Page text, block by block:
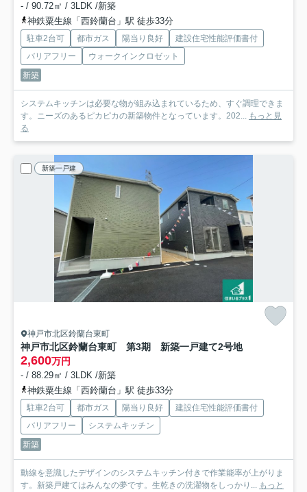
- / 90.72㎡ / 3LDK /新築
神鉄粟生線「西鈴蘭台」駅 徒歩33分
駐車2台可 都市ガス 陽当り良好
建設住宅性能評価書付
バリアフリー
ウォークインクロゼット
新築
システムキッチンは必要な物が組み込まれているため、すぐ調理できま
す。ニーズのあるピカピカの新築物件となっています。202... もっと見
る
新築一戸建
神戸市北区鈴蘭台東町
神戸市北区鈴蘭台東町 第3期 新築一戸建て2号地
2,600万円
- / 88.29㎡ / 3LDK /新築
神鉄粟生線「西鈴蘭台」駅 徒歩33分
駐車2台可 都市ガス 陽当り良好
建設住宅性能評価書付
バリアフリー
システムキッチン
新築
動線を意識したデザインのシステムキッチン付きで作業能率が上がりま
す。新築戸建てはみんなの夢です。生乾きの洗濯物をしっかり... もっと